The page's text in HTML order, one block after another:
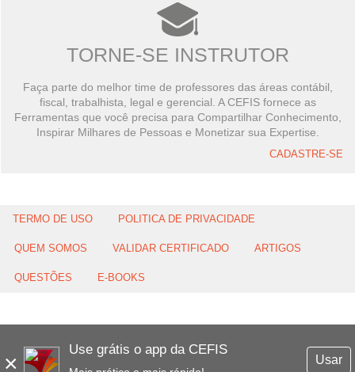
×
Use grátis o app da CEFIS
Usar
TORNE-SE INSTRUTOR
Faça parte do melhor time de professores das áreas contábil,
fiscal, trabalhista, legal e gerencial. A CEFIS fornece as
Ferramentas que você precisa para Compartilhar Conhecimento,
Inspirar Milhares de Pessoas e Monetizar sua Expertise.
CADASTRE-SE
TERMO DE USO POLITICA DE PRIVACIDADE
QUEM SOMOS VALIDAR CERTIFICADO ARTIGOS
QUESTÕES E-BOOKS